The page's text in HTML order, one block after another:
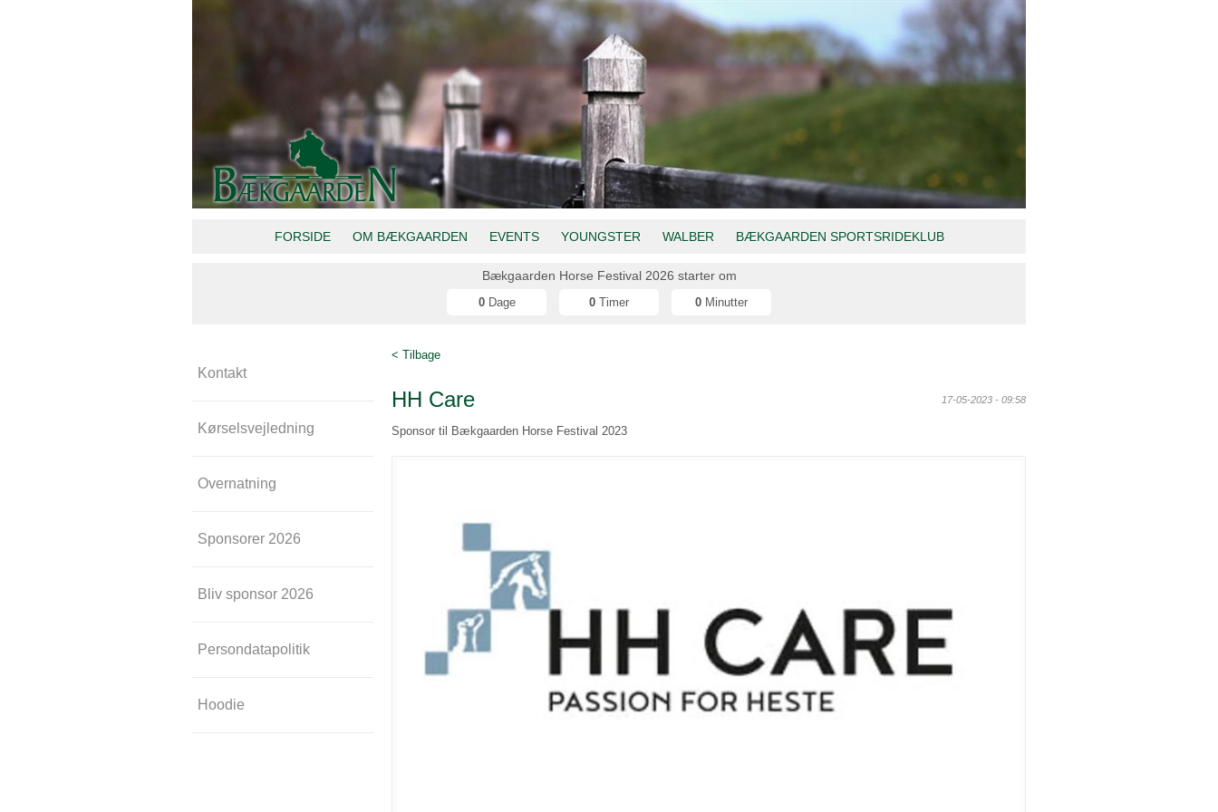
FORSIDE OM BÆKGAARDEN EVENTS YOUNGSTER WALBER BÆKGAARDEN SPORTSRIDEKLUB
Bækgaarden Horse Festival 2026 starter om
0 Dage 0 Timer 0 Minutter
Kontakt
Kørselsvejledning
Overnatning
Sponsorer 2026
Bliv sponsor 2026
Persondatapolitik
Hoodie
< Tilbage
HH Care 17-05-2023 - 09:58
Sponsor til Bækgaarden Horse Festival 2023